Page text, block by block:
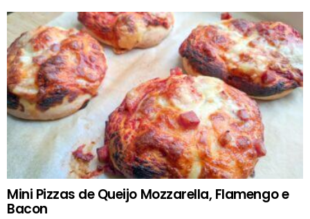
Mini Pizzas de Queijo Mozzarella, Flamengo e
Bacon